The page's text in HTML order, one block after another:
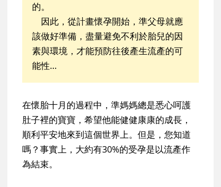
的。
因此，從計畫懷孕開始，準父母就應
該做好準備，盡量避免不利於胎兒的因
素與環境，才能預防往後產生流產的可
能性…
在懷胎十月的過程中，準媽媽總是悉心呵護
肚子裡的寶寶，希望他能健健康康的成長，
順利平安地來到這個世界上。但是，您知道
嗎？事實上，大約有30%的受孕是以流產作
為結束。